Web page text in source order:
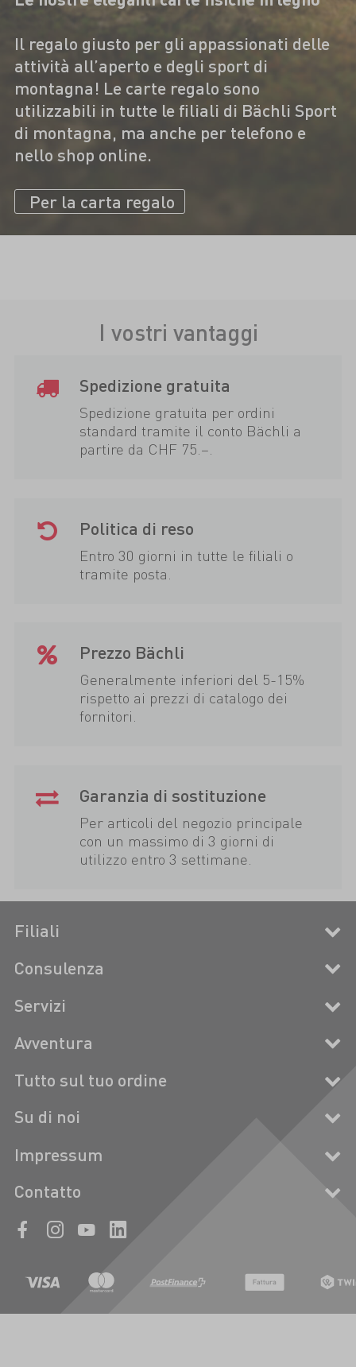
Il regalo giusto per gli appassionati delle
attività all’aperto e degli sport di
montagna! Le carte regalo sono
utilizzabili in tutte le filiali di Bächli Sport
di montagna, ma anche per telefono e
nello shop online.
Per la carta regalo
I vostri vantaggi
Spedizione gratuita
Spedizione gratuita per ordini
standard tramite il conto Bächli a
partire da CHF 75.–.
Politica di reso
Entro 30 giorni in tutte le filiali o
tramite posta.
Prezzo Bächli
Generalmente inferiori del 5-15%
rispetto ai prezzi di catalogo dei
fornitori.
Garanzia di sostituzione
Per articoli del negozio principale
con un massimo di 3 giorni di
utilizzo entro 3 settimane.
Filiali
Consulenza
Servizi
Avventura
Tutto sul tuo ordine
Su di noi
Impressum
Contatto